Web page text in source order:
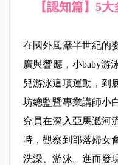
【認知篇】5
在國外風靡半世紀的
廣與響應，小baby游
兒游泳這項運動，到
坊總監暨專業講師小
究員在深入亞馬遜河
時，觀察到部落婦女
洗澡、游泳。進而發